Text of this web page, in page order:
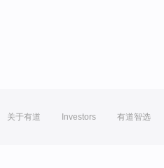
关于有道 Investors 有道智选